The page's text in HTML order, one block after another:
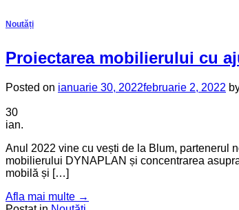
Noutăți
Proiectarea mobilierului cu
Posted on ianuarie 30, 2022februarie 2, 2022
30
ian.
Anul 2022 vine cu vești de la Blum, partenerul
mobilierului DYNAPLAN și concentrarea
mobilă și […]
Afla mai multe →